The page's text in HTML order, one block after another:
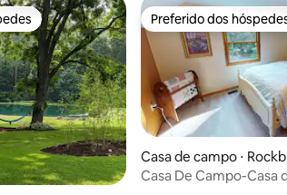
dos hóspedes Preferido dos
Preferido dos
Casa de campo ⋅
Casa De Campo-Casa